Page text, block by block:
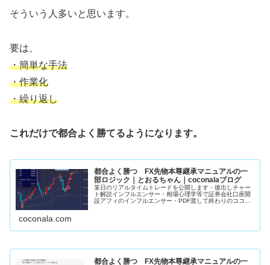
そういう人多いと思います。
要は、
・簡単な手法
・作業化
・繰り返し
これだけで都合よく勝てるようになります。
都合よく勝つ FX先物本尊継承マニュアルの一
部ロジック｜とおるちゃん｜coconalaブログ
某日のリアルタイムトレードを公開します・後出しチャー
ト解説インフルエンサー・相場心理学等で証券会社口座開
設アフィのインフルエンサー・PDF渡して終わりのココナ
coconala.com
都合よく勝つ FX先物本尊継承マニュアルの一